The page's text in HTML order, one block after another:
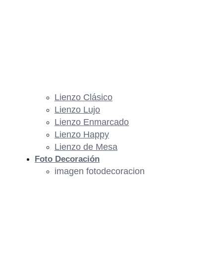
Lienzo Clásico
Lienzo Lujo
Lienzo Enmarcado
Lienzo Happy
Lienzo de Mesa
Foto Decoración
imagen fotodecoracion